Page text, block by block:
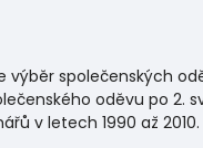
výběr společenských
oděvu po 2.
v letech 1990 až 2010.